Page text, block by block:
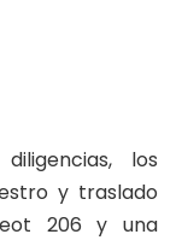
los
y traslado
206 y una